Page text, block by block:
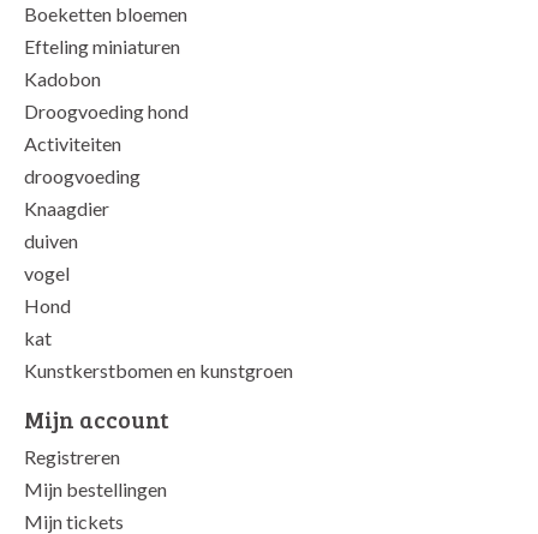
Boeketten bloemen
Efteling miniaturen
Kadobon
Droogvoeding hond
Activiteiten
droogvoeding
Knaagdier
duiven
vogel
Hond
kat
Kunstkerstbomen en kunstgroen
Mijn account
Registreren
Mijn bestellingen
Mijn tickets